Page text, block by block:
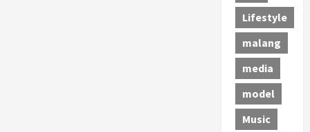
Lifestyle
malang
media
model
Music